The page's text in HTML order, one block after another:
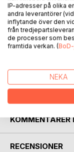
Berättelsen
vad de får
dyker det upp ett
kvinnor.
KOMMENTARER
RECENSIONER
IP-adresser på olika
andra leverantörer
inflytande över den
från
de processer som
framtida verkan. (
NEKA